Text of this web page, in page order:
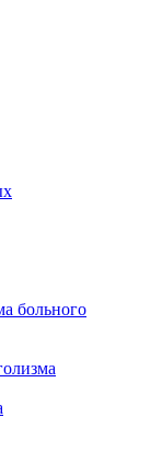
больного